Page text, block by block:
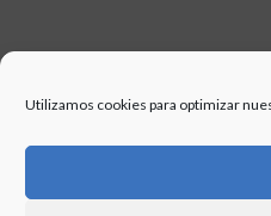
Utilizamos cookies para optimizar